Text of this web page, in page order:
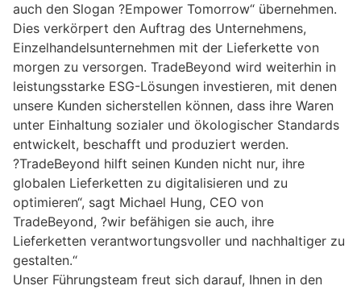
auch den Slogan ?Empower Tomorrow“ übernehmen.
Dies verkörpert den Auftrag des Unternehmens,
Einzelhandelsunternehmen mit der Lieferkette von
morgen zu versorgen. TradeBeyond wird weiterhin in
leistungsstarke ESG-Lösungen investieren, mit denen
unsere Kunden sicherstellen können, dass ihre Waren
unter Einhaltung sozialer und ökologischer Standards
entwickelt, beschafft und produziert werden.
?TradeBeyond hilft seinen Kunden nicht nur, ihre
globalen Lieferketten zu digitalisieren und zu
optimieren“, sagt Michael Hung, CEO von
TradeBeyond, ?wir befähigen sie auch, ihre
Lieferketten verantwortungsvoller und nachhaltiger zu
gestalten.“
Unser Führungsteam freut sich darauf, Ihnen in den